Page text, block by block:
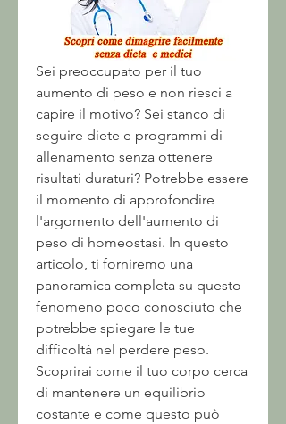
Sei preoccupato per il tuo
aumento di peso e non riesci a
capire il motivo? Sei stanco di
seguire diete e programmi di
allenamento senza ottenere
risultati duraturi? Potrebbe essere
il momento di approfondire
l'argomento dell'aumento di
peso di homeostasi. In questo
articolo, ti forniremo una
panoramica completa su questo
fenomeno poco conosciuto che
potrebbe spiegare le tue
difficoltà nel perdere peso.
Scoprirai come il tuo corpo cerca
di mantenere un equilibrio
costante e come questo può